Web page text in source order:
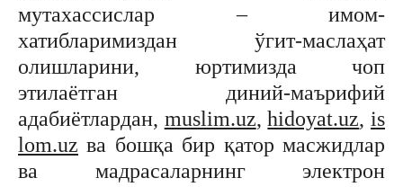
мутахассислар – имом-
хатибларимиздан ўгит-маслаҳат
олишларини, юртимизда чоп
этилаётган диний-маърифий
адабиётлардан, muslim.uz,hidoyat.uz, is
lom.uz ва бошқа бир қатор масжидлар
ва мадрасаларнинг электрон